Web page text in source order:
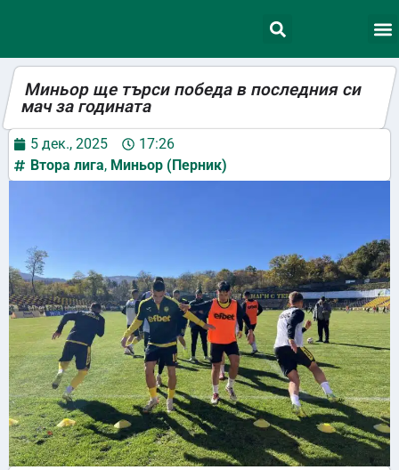
Миньор ще търси победа в последния си
мач за годината
5 дек., 2025
17:26
Втора лига, Миньор (Перник)